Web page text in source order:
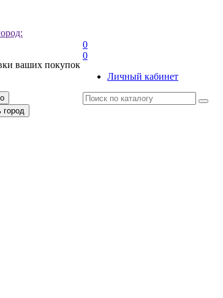
ваших покупок
город
0
0
Личный кабинет